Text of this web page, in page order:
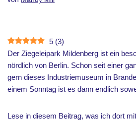
5 (3)
Der Ziegeleipark Mildenberg ist ein
nördlich von Berlin. Schon seit einer
gern dieses Industriemuseum in
einem Sonntag ist es dann endlich
Lese in diesem Beitrag, was ich dort